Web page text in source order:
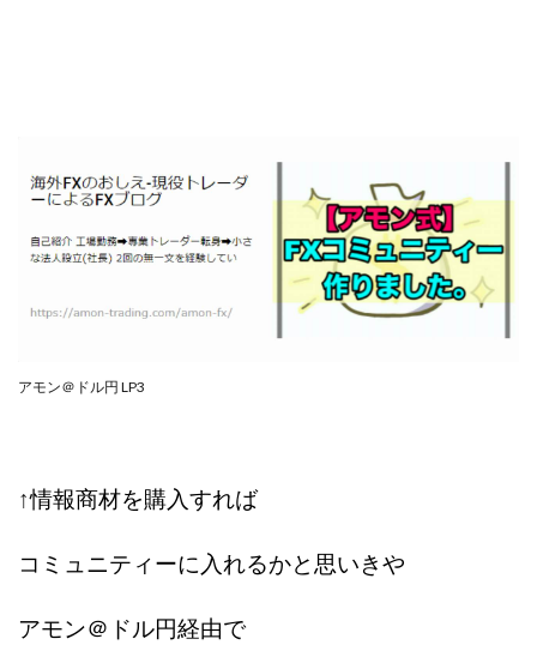
アモン＠ドル円 LP3
↑情報商材を購入すれば
コミュニティーに入れるかと思いきや
アモン＠ドル円経由で